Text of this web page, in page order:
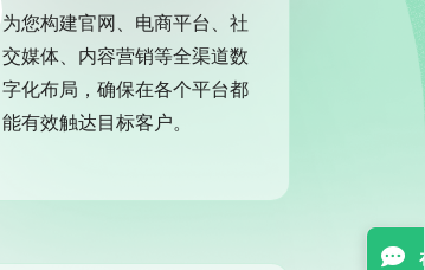
为您构建官网、电商平台、社
交媒体、内容营销等全渠道数
字化布局，确保在各个平台都
能有效触达目标客户。